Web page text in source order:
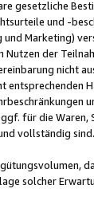
gesetzliche
und -
Marketing)
Nutzen der
nicht
für die
vollständig
solcher